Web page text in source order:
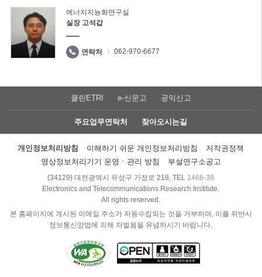
에너지지능화연구실
실장 고석갑
연락처 062-970-6677
클린ETRI e-신문고 공익신고
주요업무연락처 찾아오시는길
개인정보처리방침 이해하기 쉬운 개인정보처리방침
저작권정책
영상정보처리기기 운영ㆍ관리 방침
부설연구소공고
(34129) 대전광역시 유성구 가정로 218, TEL 1466-38
Electronics and Telecommunications Research Institute.
All rights reserved.
본 홈페이지에 게시된 이메일 주소가 자동수집되는 것을 거부하며, 이를 위반시
정보통신망법에 의해 처벌됨을 유념하시기 바랍니다.